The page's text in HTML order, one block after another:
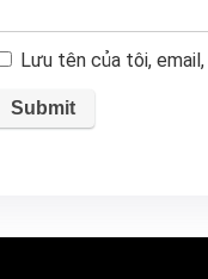
Lưu tên của tôi,